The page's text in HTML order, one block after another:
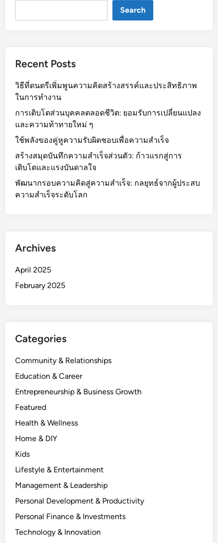
Search
Recent Posts
วิธีที่ดนตรีเพิ่มพูนความคิดสร้างสรรค์และประสิทธิภาพ
ในการทำงาน
การเติบโตส่วนบุคคลตลอดชีวิต: ยอมรับการเปลี่ยนแปลง
และความท้าทายใหม่ ๆ
ใช้พลังของคู่หูความรับผิดชอบเพื่อความสำเร็จ
สร้างสมุดบันทึกความสำเร็จส่วนตัว: ก้าวแรกสู่การ
เติบโตและแรงบันดาลใจ
พัฒนากรอบความคิดสู่ความสำเร็จ: กลยุทธ์จากผู้ประสบ
ความสำเร็จระดับโลก
Archives
April 2025
February 2025
Categories
Community & Relationships
Education & Career
Entrepreneurship & Business Growth
Featured
Health & Wellness
Home & DIY
Kids
Lifestyle & Entertainment
Management & Leadership
Personal Development & Productivity
Personal Finance & Investments
Technology & Innovation